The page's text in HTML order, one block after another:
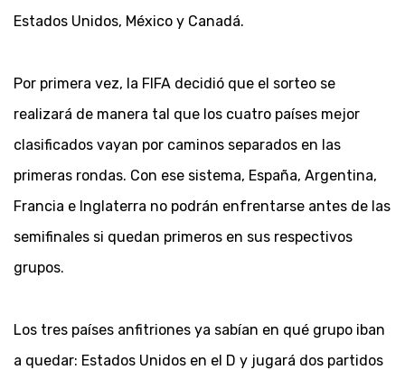
Estados Unidos, México y Canadá.
Por primera vez, la FIFA decidió que el sorteo se
realizará de manera tal que los cuatro países mejor
clasificados vayan por caminos separados en las
primeras rondas. Con ese sistema, España, Argentina,
Francia e Inglaterra no podrán enfrentarse antes de las
semifinales si quedan primeros en sus respectivos
grupos.
Los tres países anfitriones ya sabían en qué grupo iban
a quedar: Estados Unidos en el D y jugará dos partidos